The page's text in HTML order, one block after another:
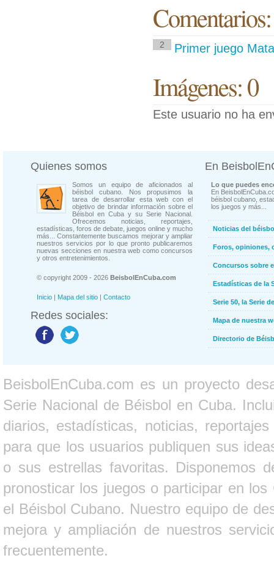
2 Primer juego
Imágenes: 0
Este usuario no ha
Quienes somos
Somos un equipo de aficionados al
béisbol cubano. Nos propusimos la
tarea de desarrollar esta web con el
objetivo de brindar información sobre el
Béisbol en Cuba y su Serie Nacional.
Ofrecemos noticias, reportajes,
estadísticas, foros de debate, juegos online y mucho
más... Constantemente buscamos mejorar y ampliar
nuestros servicios por lo que pronto publicaremos
nuevas secciones en nuestra web como concursos
y otros entretenimientos.
© copyright 2009 - 2026 BeisbolEnCuba.com
Inicio | Mapa del sitio | Contacto
Redes sociales:
En
Lo que puedes
En
béisbol cubano,
los juegos y más...
Noticias del
Foros, opiniones,
Concursos sobre
Estadísticas de la
Serie 50, la Serie
Mapa de nuestra
Directorio de
BeisbolEnCuba.com es un proyecto
Serie Nacional de Béisbol en Cuba.
diarios, estadísticas, noticias,
para que los usuarios publiquen sus
o sus estrellas favoritas. Disponemos
pronosticar los juegos o participar en
el Béisbol Cubano. Nuestro equipo de
mejora y ampliación de nuestros
frecuentemente.